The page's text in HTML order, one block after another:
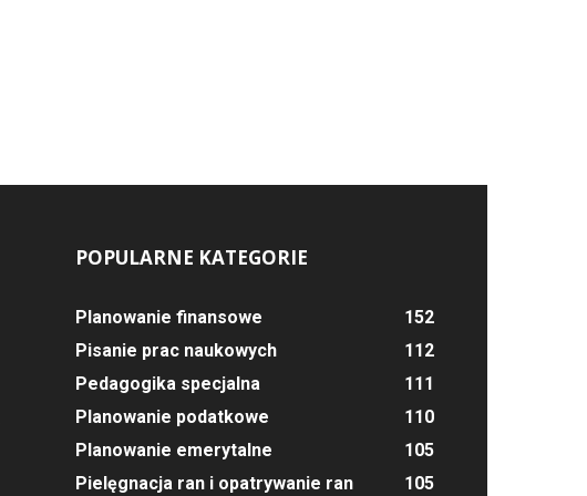
POPULARNE KATEGORIE
Planowanie finansowe
152
Pisanie prac naukowych
112
Pedagogika specjalna
111
Planowanie podatkowe
110
Planowanie emerytalne
105
Pielęgnacja ran i opatrywanie ran
105